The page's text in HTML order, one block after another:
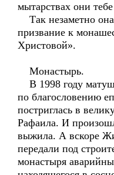
мытарствах они
Так незаметно
призвание к
Христовой».
Монастырь.
В 1998 году
по благословению
постриглась в
Рафаила. И
выжила. А вскоре
передали под
монастыря